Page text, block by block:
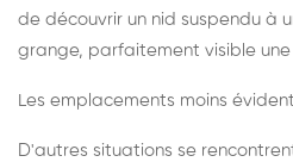
de découvrir un nid suspendu à
grange, parfaitement visible une
Les emplacements moins
D'autres situations se